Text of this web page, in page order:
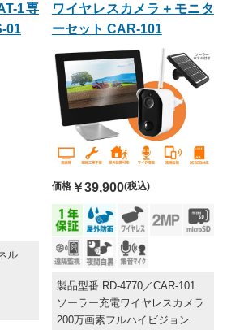
1専
01
ル
ワイヤレスカメラ＋モニタ
ーセット CAR-101
価格￥39,900(税込)
製品型番 RD-4770／CAR-101
ソーラー充電ワイヤレスカメラ
200万画素フルハイビジョン